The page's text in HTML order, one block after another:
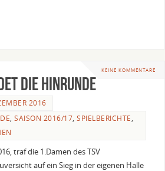
KEINE KOMMENTARE
die Hinrunde
2016
,SAISON 2016/17,SPIELBERICHTE,
traf die 1.Damen des TSV
auf ein Sieg in der eigenen Halle